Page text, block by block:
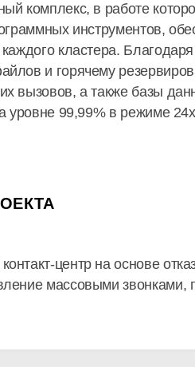
комплекс, в работе
инструментов,
кластера.
и горячему
вызовов, а также базы
уровне 99,99% в режиме
центр на основе
массовыми